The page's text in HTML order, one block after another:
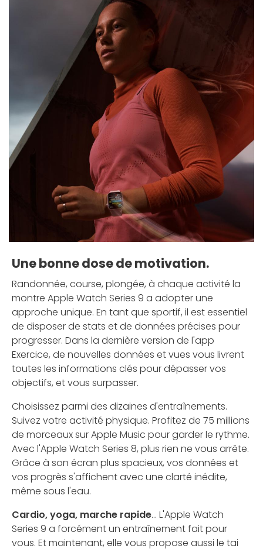
Une bonne dose de motivation.
Randonnée, course, plongée, à chaque activité la
montre Apple Watch Series 9 a adopter une
approche unique. En tant que sportif, il est essentiel
de disposer de stats et de données précises pour
progresser. Dans la dernière version de l'app
Exercice, de nouvelles données et vues vous livrent
toutes les informations clés pour dépasser vos
objectifs, et vous surpasser.
Choisissez parmi des dizaines d'entraînements.
Suivez votre activité physique. Profitez de 75 millions
de morceaux sur Apple Music pour garder le rythme.
Avec l'Apple Watch Series 8, plus rien ne vous arrête.
Grâce à son écran plus spacieux, vos données et
vos progrès s'affichent avec une clarté inédite,
même sous l'eau.
Cardio, yoga, marche rapide... L'Apple Watch
Series 9 a forcément un entraînement fait pour
vous. Et maintenant, elle vous propose aussi le tai